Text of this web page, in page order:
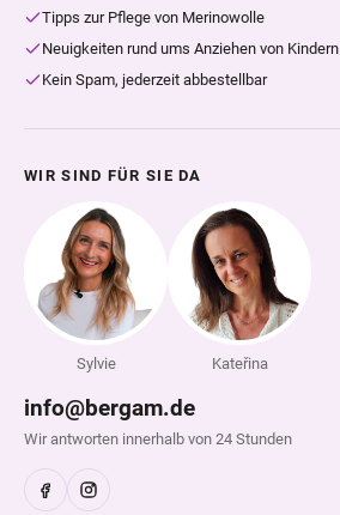
Tipps zur Pflege von Merinowolle
Neuigkeiten rund ums Anziehen von Kindern
Kein Spam, jederzeit abbestellbar
WIR SIND FÜR SIE DA
Sylvie Kateřina
info@bergam.de
Wir antworten innerhalb von 24 Stunden